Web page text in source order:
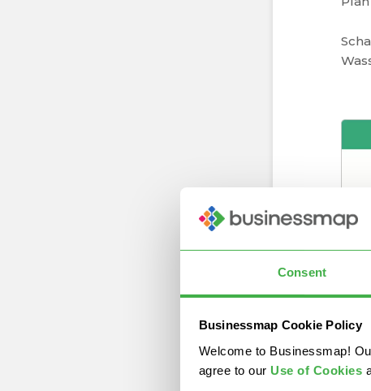
Consent
Businessmap Cookie Policy
Welcome to Businessmap!
agree to our Use of Cookies